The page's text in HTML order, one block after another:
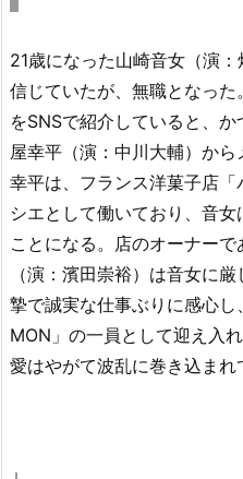
21歳になった山崎音女（演
信じていたが、無職となっ
をSNSで紹介していると、
屋幸平（演：中川大輔）か
幸平は、フランス洋菓子店
シエとして働いており、音
ことになる。店のオーナー
（演：濱田崇裕）は音女に
摯で誠実な仕事ぶりに感心
MON」の一員として迎え入
愛はやがて波乱に巻き込まれ